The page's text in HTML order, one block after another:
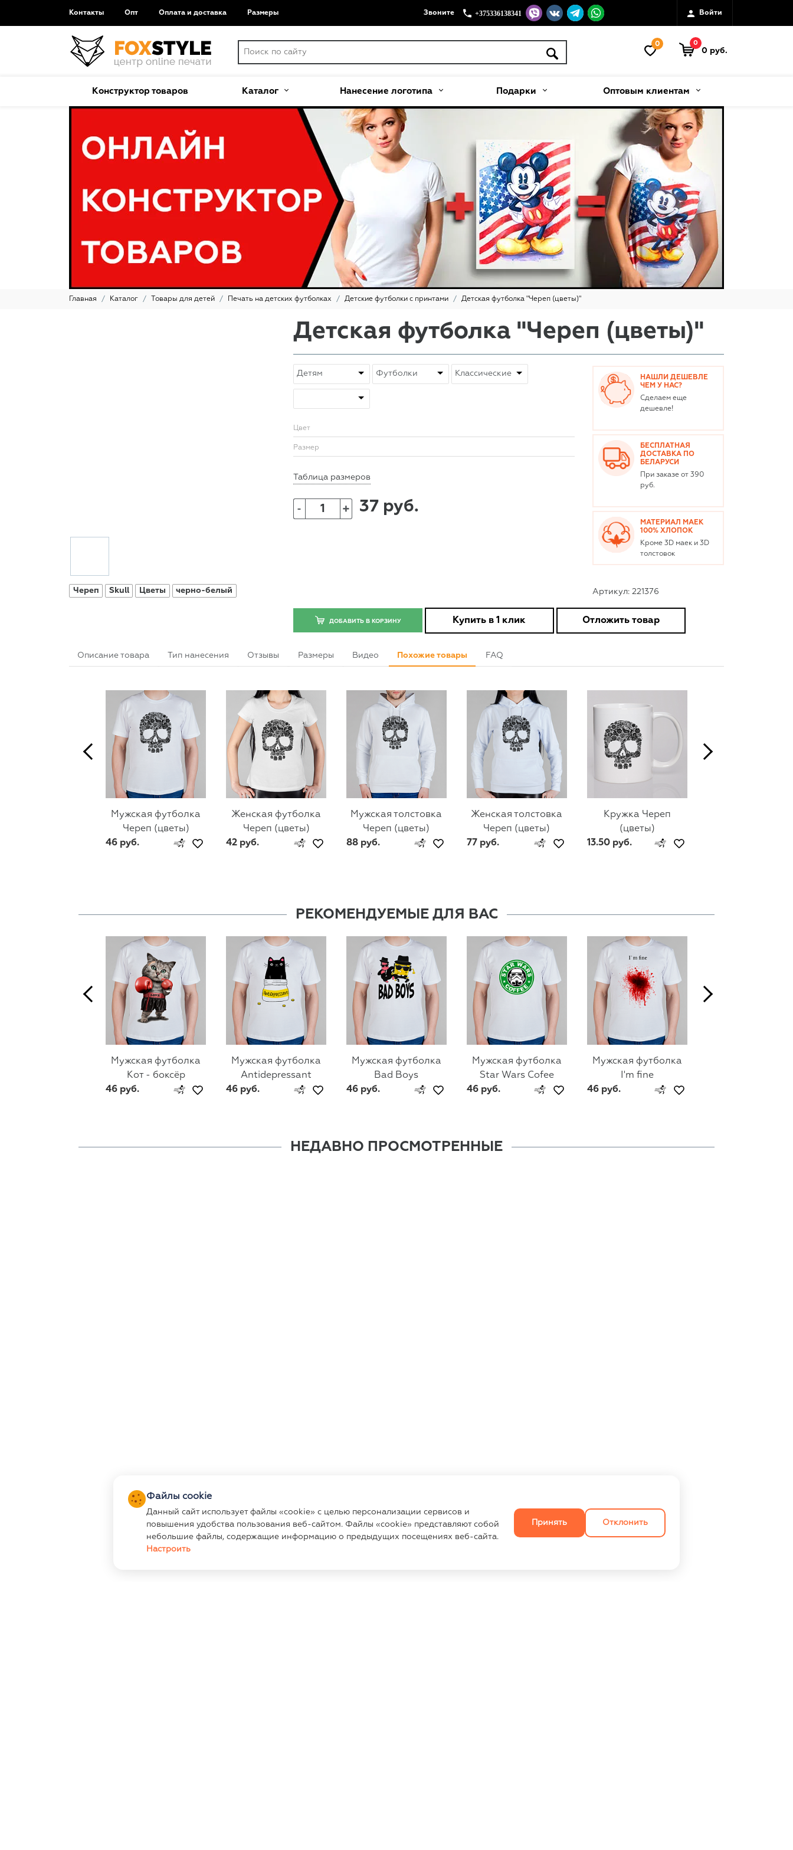
Контакты Опт Оплата и доставка Размеры Звоните +375336138341 Войти
0 0
0 руб.
Конструктор товаров Каталог Нанесение логотипа Подарки Оптовым клиентам
Главная Каталог Товары для детей Печать на детских футболках Детские футболки с принтами Детская футболка "Череп (цветы)"
Череп Skull Цветы черно-белый
Детская футболка "Череп (цветы)"
Цвет
Размер
Таблица размеров
- + 37 руб.
НАШЛИ ДЕШЕВЛЕ
ЧЕМ У НАС?
Сделаем еще
дешевле!
БЕСПЛАТНАЯ
ДОСТАВКА ПО
БЕЛАРУСИ
При заказе от 390
руб.
МАТЕРИАЛ МАЕК
100% ХЛОПОК
Кроме 3D маек и 3D
толстовок
Артикул: 221376
ДОБАВИТЬ В КОРЗИНУ Купить в 1 клик Отложить товар
Описание товара Тип нанесения Отзывы Размеры Видео Похожие товары FAQ
Мужская футболка
Череп (цветы)
46 руб.
Женская футболка
Череп (цветы)
42 руб.
Мужская толстовка
Череп (цветы)
88 руб.
Женская толстовка
Череп (цветы)
77 руб.
Кружка Череп
(цветы)
13.50 руб.
РЕКОМЕНДУЕМЫЕ ДЛЯ ВАС
Мужская футболка
Кот - боксёр
46 руб.
Мужская футболка
Antidepressant
46 руб.
Мужская футболка
Bad Boys
46 руб.
Мужская футболка
Star Wars Cofee
46 руб.
Мужская футболка
I'm fine
46 руб.
НЕДАВНО ПРОСМОТРЕННЫЕ
Файлы cookie
Данный сайт использует файлы «cookie» с целью персонализации сервисов и
повышения удобства пользования веб-сайтом. Файлы «cookie» представляют собой
небольшие файлы, содержащие информацию о предыдущих посещениях веб-сайта.
Настроить
Принять Отклонить